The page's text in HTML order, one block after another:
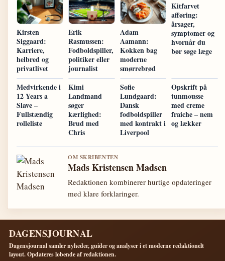
Kirsten
Siggaard:
Karriere,
helbred og
privatlivet
Erik
Rasmussen:
Fodboldspiller,
politiker eller
journalist
Adam
Aamann:
Kokken bag
moderne
smørrebrød
Kitfarvet
afføring:
årsager,
symptomer og
hvornår du
bør søge læge
Medvirkende i
12 Years a
Slave –
Fullstændig
rolleliste
Kimi
Landmand
søger
kærlighed:
Brud med
Chris
Sofie
Lundgaard:
Dansk
fodboldspiller
med kontrakt i
Liverpool
Opskrift på
tunmousse
med creme
fraiche – nem
og lækker
OM SKRIBENTEN
Mads Kristensen Madsen
Redaktionen kombinerer hurtige opdateringer
med klare forklaringer.
DAGENSJOURNAL
Dagensjournal samler nyheder, guider og analyser i et moderne redaktionelt
layout. Opdateres lobende af redaktionen.